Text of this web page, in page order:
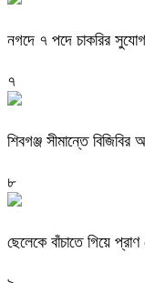
নগদে ৭ পদে চাকরির সুযোগ
৭
শিবগঞ্জ সীমান্তে বিজিবির
৮
ছেলেকে বাঁচাতে গিয়ে প্রাণ